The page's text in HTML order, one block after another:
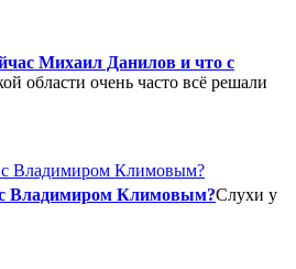
Михаил Данилов и что с
области очень часто всё решали
с Владимиром Климовым?Слухи у